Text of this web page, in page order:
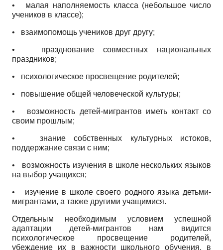
• малая наполняемость класса (небольшое число
учеников в классе);
• взаимопомощь учеников друг другу;
• празднование совместных национальных
праздников;
• психологическое просвещение родителей;
• повышение общей человеческой культуры;
• возможность детей-мигрантов иметь контакт со
своим прошлым;
• знание собственных культурных истоков,
поддержание связи с ним;
• возможность изучения в школе нескольких языков
на выбор учащихся;
• изучение в школе своего родного языка детьми-
мигрантами, а также другими учащимися.
Отдельным необходимым условием успешной
адаптации детей-мигрантов нам видится
психологическое просвещение родителей,
убеждение их в важности школьного обучения, в